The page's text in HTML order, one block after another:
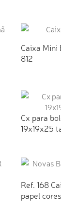
Caixa Mini
812
Cx para
19x19x25
Ref. 168
papel